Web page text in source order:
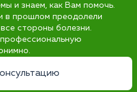
и знаем, как Вам помочь.
в прошлом преодолели
стороны болезни.